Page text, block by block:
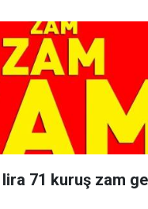
71 kuruş zam